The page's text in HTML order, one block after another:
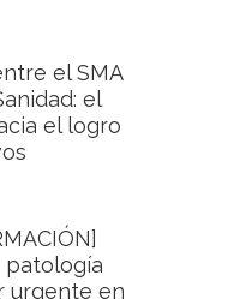
el SMA
el
el logro
patología
urgente en